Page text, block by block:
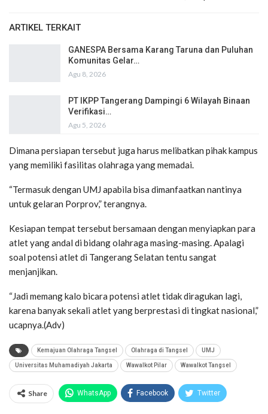
ARTIKEL TERKAIT
GANESPA Bersama Karang Taruna dan Puluhan
Komunitas Gelar…
Agu 8, 2026
PT IKPP Tangerang Dampingi 6 Wilayah Binaan
Verifikasi…
Agu 5, 2026
Dimana persiapan tersebut juga harus melibatkan pihak kampus
yang memiliki fasilitas olahraga yang memadai.
“Termasuk dengan UMJ apabila bisa dimanfaatkan nantinya
untuk gelaran Porprov,” terangnya.
Kesiapan tempat tersebut bersamaan dengan menyiapkan para
atlet yang andal di bidang olahraga masing-masing. Apalagi
soal potensi atlet di Tangerang Selatan tentu sangat
menjanjikan.
“Jadi memang kalo bicara potensi atlet tidak diragukan lagi,
karena banyak sekali atlet yang berprestasi di tingkat nasional,”
ucapnya.(Adv)
Kemajuan Olahraga Tangsel Olahraga di Tangsel UMJ
Universitas Muhamadiyah Jakarta Wawalkot Pilar Wawalkot Tangsel
Share WhatsApp Facebook Twitter